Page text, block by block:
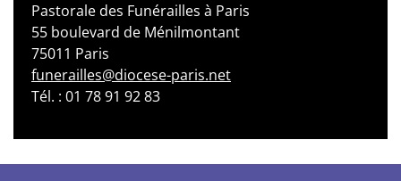
Pastorale des Funérailles à Paris
55 boulevard de Ménilmontant
75011 Paris
funerailles@diocese-paris.net
Tél. : 01 78 91 92 83